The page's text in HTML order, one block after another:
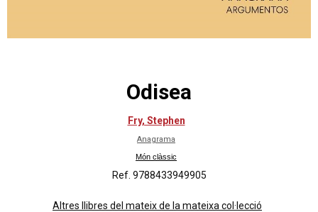
Odisea
Fry, Stephen
Anagrama
Món clàssic
Ref. 9788433949905
Altres llibres del mateix de la mateixa col·lecció